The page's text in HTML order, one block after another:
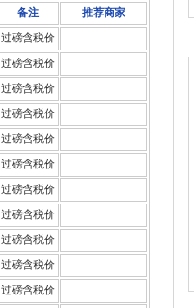
备注
推荐商家
过磅含税价
过磅含税价
过磅含税价
过磅含税价
过磅含税价
过磅含税价
过磅含税价
过磅含税价
过磅含税价
过磅含税价
过磅含税价